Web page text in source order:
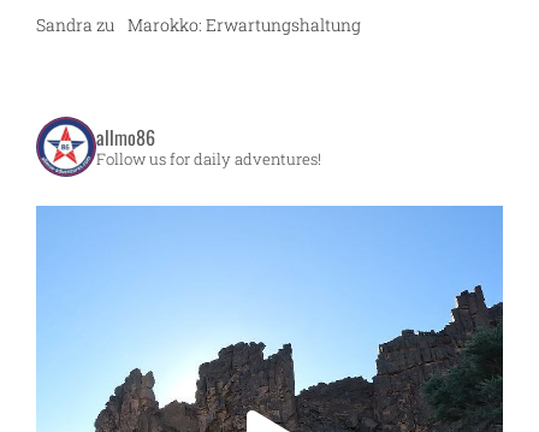
Sandra zu Marokko: Erwartungshaltung
allmo86
Follow us for daily adventures!